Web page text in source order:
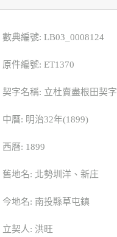
數典編號: LB03_0008124
原件編號: ET1370
契字名稱: 立杜賣盡根田契字
中曆: 明治32年(1899)
西曆: 1899
舊地名: 北勢圳洋、新庄
今地名: 南投縣草屯鎮
立契人: 洪旺